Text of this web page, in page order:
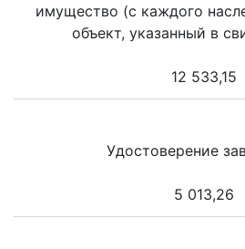
имущество (с каждого
объект, указанный в
12 533,15
Удостоверение
5 013,26